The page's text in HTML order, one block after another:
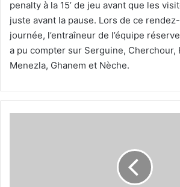
penalty à la 15’ de jeu avant que les
juste avant la pause. Lors de ce
journée, l’entraîneur de l’équipe
a pu compter sur Serguine, Cherchour,
Menezla, Ghanem et Nèche.